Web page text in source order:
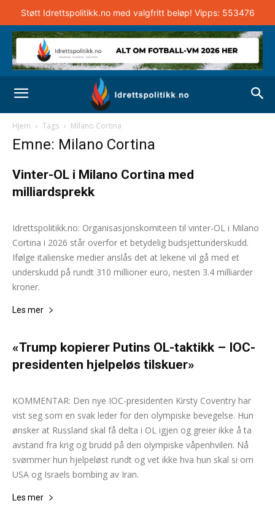
Støtt Idrettspolitikk.no med valgfritt beløp! Vipps: 553476
Hjem Tags Milano Cortina
Emne: Milano Cortina
Vinter-OL i Milano Cortina med
milliardsprekk
Andreas Selliaas - 23. april 2026
Idrettspolitikk.no: Organisasjonskomiteen til vinter-OL i Milano
Cortina i 2026 står overfor et betydelig budsjettunderskudd.
Ifølge italienske medier anslås det at lekene vil gå med et
underskudd på rundt 310 millioner euro, nesten 3.4 milliarder
kroner.
Les mer
«Trump kopierer Putins OL-taktikk – IOC-
presidenten hjelpeløs tilskuer»
Andreas Selliaas - 5. mars 2026
KOMMENTAR: Den nye IOC-presidenten Kirsty Coventry har
vist seg som en svak leder for den olympiske bevegelse. Hun
ønsker at Russland skal få delta i OL igjen og greier ikke å ta
avstand fra krig og brudd på den olympiske våpenhvilen. Nå
svømmer hun hjelpeløst rundt og vet ikke hva hun skal si om
USA og Israels bombing av Iran.
Les mer